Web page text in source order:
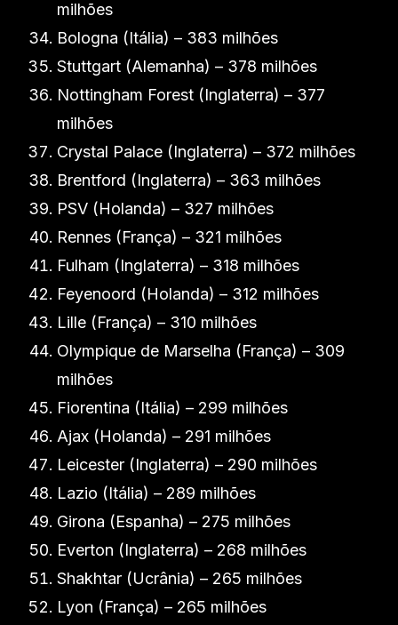
milhões
Bologna (Itália) – 383 milhões
Stuttgart (Alemanha) – 378 milhões
Nottingham Forest (Inglaterra) – 377
milhões
Crystal Palace (Inglaterra) – 372 milhões
Brentford (Inglaterra) – 363 milhões
PSV (Holanda) – 327 milhões
Rennes (França) – 321 milhões
Fulham (Inglaterra) – 318 milhões
Feyenoord (Holanda) – 312 milhões
Lille (França) – 310 milhões
Olympique de Marselha (França) – 309
milhões
Fiorentina (Itália) – 299 milhões
Ajax (Holanda) – 291 milhões
Leicester (Inglaterra) – 290 milhões
Lazio (Itália) – 289 milhões
Girona (Espanha) – 275 milhões
Everton (Inglaterra) – 268 milhões
Shakhtar (Ucrânia) – 265 milhões
Lyon (França) – 265 milhões